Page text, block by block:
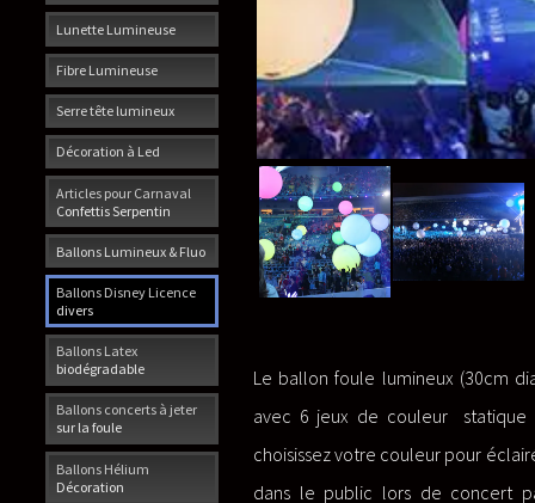
Lunette Lumineuse
Fibre Lumineuse
Serre tête lumineux
Décoration à Led
Articles pour Carnaval
Confettis Serpentin
Ballons Lumineux & Fluo
Ballons Disney Licence
divers
Ballons Latex
biodégradable
Ballons concerts à jeter
sur la foule
Ballons Hélium
Décoration
Le ballon foule lumineux (30cm
avec 6 jeux de couleur statique
choisissez votre couleur pour
dans le public lors de concert